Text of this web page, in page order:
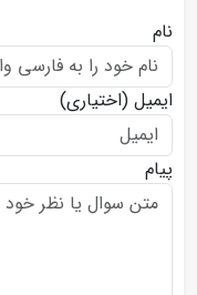
نام
ایمیل (اختیاری)
پیام